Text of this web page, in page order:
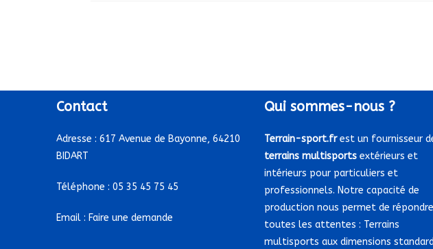
Contact
Adresse :617 Avenue de Bayonne, 64210
BIDART
Téléphone :05 35 45 75 45
Email : Faire une demande
Qui sommes-nous ?
Terrain-sport.fr est un fournisseur
terrains multisports extérieurs et
intérieurs pour particuliers et
professionnels. Notre capacité de
production nous permet de
toutes les attentes : Terrains
multisports aux dimensions